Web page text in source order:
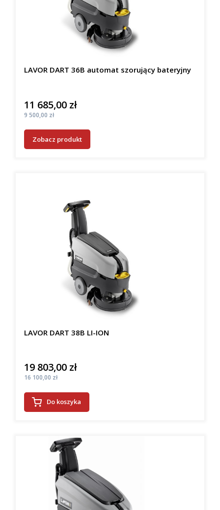
LAVOR DART 36B automat szorujący bateryjny
Cena
11 685,00 zł
Cena
9 500,00 zł
Zobacz produkt
LAVOR DART 38B LI-ION
Cena
19 803,00 zł
Cena
16 100,00 zł
Do koszyka